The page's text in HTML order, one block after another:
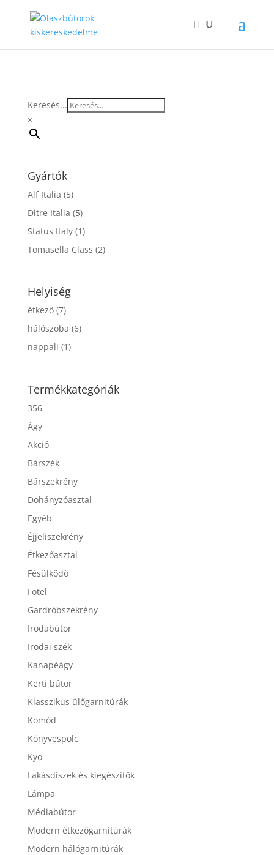
Keresés...
×
Gyártók
Alf Italia (5)
Ditre Italia (5)
Status Italy (1)
Tomasella Class (2)
Helyiség
étkező (7)
hálószoba (6)
nappali (1)
Termékkategóriák
356
Ágy
Akció
Bárszék
Bárszekrény
Dohányzóasztal
Egyéb
Éjjeliszekrény
Étkezőasztal
Fésülködő
Fotel
Gardróbszekrény
Irodabútor
Irodai szék
Kanapéágy
Kerti bútor
Klasszikus ülőgarnitúrák
Komód
Könyvespolc
Kyo
Lakásdíszek és kiegészítők
Lámpa
Médiabútor
Modern étkezőgarnitúrák
Modern hálógarnitúrák